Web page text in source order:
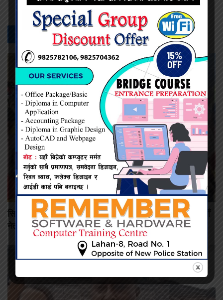
सम्बन्धित -समाचार
सिरहाका ११ सय टेन्ट व्यवसायीहरूको पहिलो जिल्ला अधिवेशन: नयाँ
नेतृत्वका लागि बन्द सत्र सुरु